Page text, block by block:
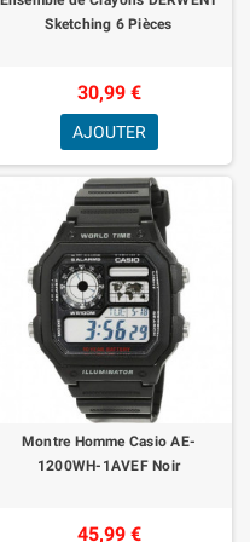
Sketching 6 Pièces
30,99 €
AJOUTER
Montre Homme Casio AE-
1200WH-1AVEF Noir
45,99 €